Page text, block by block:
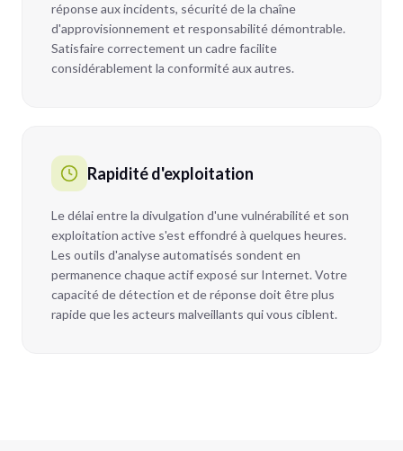
réponse aux incidents, sécurité de la chaîne
d'approvisionnement et responsabilité démontrable.
Satisfaire correctement un cadre facilite
considérablement la conformité aux autres.
Rapidité d'exploitation
Le délai entre la divulgation d'une vulnérabilité et son
exploitation active s'est effondré à quelques heures.
Les outils d'analyse automatisés sondent en
permanence chaque actif exposé sur Internet. Votre
capacité de détection et de réponse doit être plus
rapide que les acteurs malveillants qui vous ciblent.